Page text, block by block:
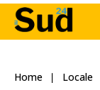
Home Locale